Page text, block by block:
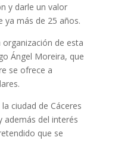
y darle un valor
ya más de 25 años.
de esta
Ángel Moreira, que
se ofrece a
ciudad de Cáceres
además del interés
que se